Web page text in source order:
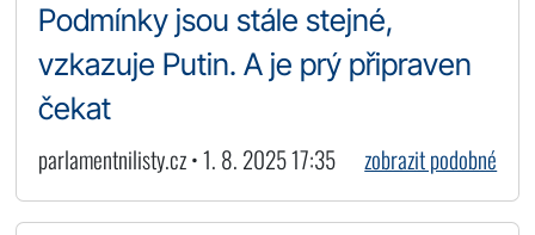
Podmínky jsou stále stejné,
vzkazuje Putin. A je prý připraven
čekat
parlamentnilisty.cz • 1. 8. 2025 17:35 zobrazit podobné